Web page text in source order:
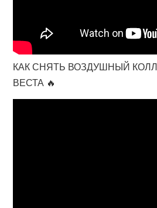
КАК СНЯТЬ ВОЗДУШНЫЙ
ВЕСТА 🔥